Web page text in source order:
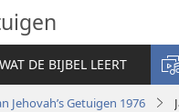
WAT DE BIJBEL LEERT
Jehovah’s Getuigen 1976